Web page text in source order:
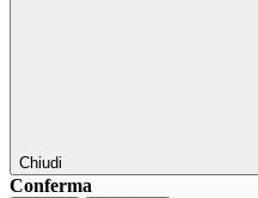
Chiudi
Conferma